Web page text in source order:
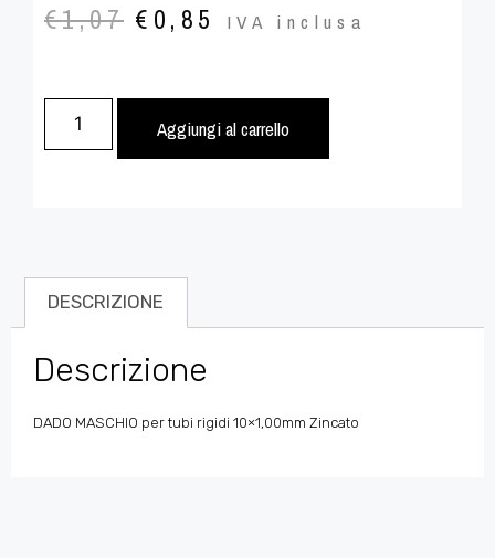
€1,07 € 0,85 IVA inclusa
Aggiungi al carrello
DESCRIZIONE
Descrizione
DADO MASCHIO per tubi rigidi 10×1,00mm Zincato